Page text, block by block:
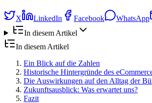
X LinkedIn Facebook WhatsApp
In diesem Artikel
In diesem Artikel
Ein Blick auf die Zahlen
Historische Hintergründe des
Die Auswirkungen auf den Alltag der
Zukunftsausblick: Was erwartet uns?
Fazit